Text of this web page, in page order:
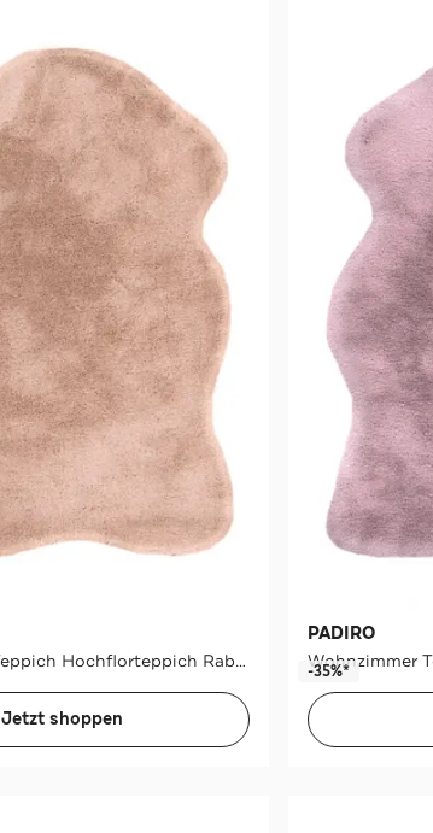
Wohnzimmer Teppich Hochflorteppich Rabbit in creme
Jetzt shoppen
PADIRO
-35%*